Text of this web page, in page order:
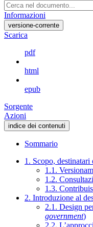
Informazioni
versione-corrente
Scarica
pdf
html
epub
Sorgente
Azioni
indice dei contenuti
Sommario
1. Scopo,
1.1.
1.2.
1.3.
2. Introduzione al
2.1. Design
government)
2.2.